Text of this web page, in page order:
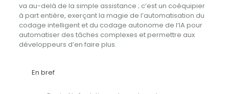
va au-delà de la simple assistance ; c’est un coéquipier
à part entière, exerçant la magie de l’automatisation du
codage intelligent et du codage autonome de l’IA pour
automatiser des tâches complexes et permettre aux
développeurs d’en faire plus.
En bref